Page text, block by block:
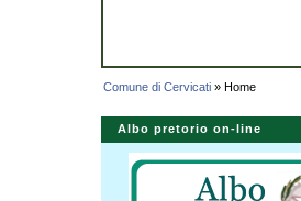
Comune di Cervicati » Home
Albo pretorio on-line